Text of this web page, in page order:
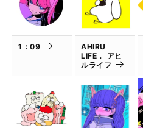
1：09
AHIRU
LIFE． アヒ
ルライフ